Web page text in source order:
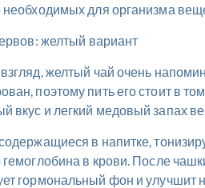
необходимых для организма
желтый вариант
желтый чай очень
поэтому пить его стоит в
вкус и легкий медовый запах
в напитке,
гемоглобина в крови. После
гормональный фон и улучшит